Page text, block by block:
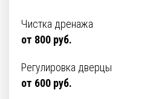
Чистка дренажа
от 800 руб.
Регулировка дверцы
от 600 руб.